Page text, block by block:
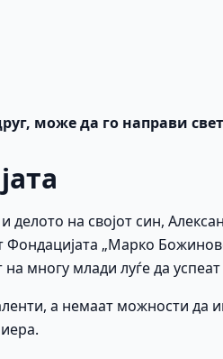
може да го направи
делото на својот син,
Фондацијата „Марко
многу млади луѓе да
а немаат можности да